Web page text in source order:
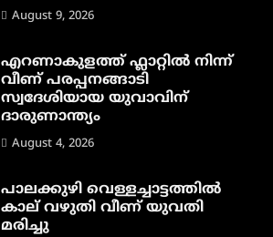
August 9, 2026
എറണാകുളത്ത് ഫ്ലാറ്റിൽ നിന്ന്
വീണ് പരപ്പനങ്ങാടി
സ്വദേശിയായ യുവാവിന്
ദാരുണാന്ത്യം
August 4, 2026
പാലക്കുഴി വെള്ളച്ചാട്ടത്തില്‍
കാല് വഴുതി വീണ് യുവതി
മരിച്ചു